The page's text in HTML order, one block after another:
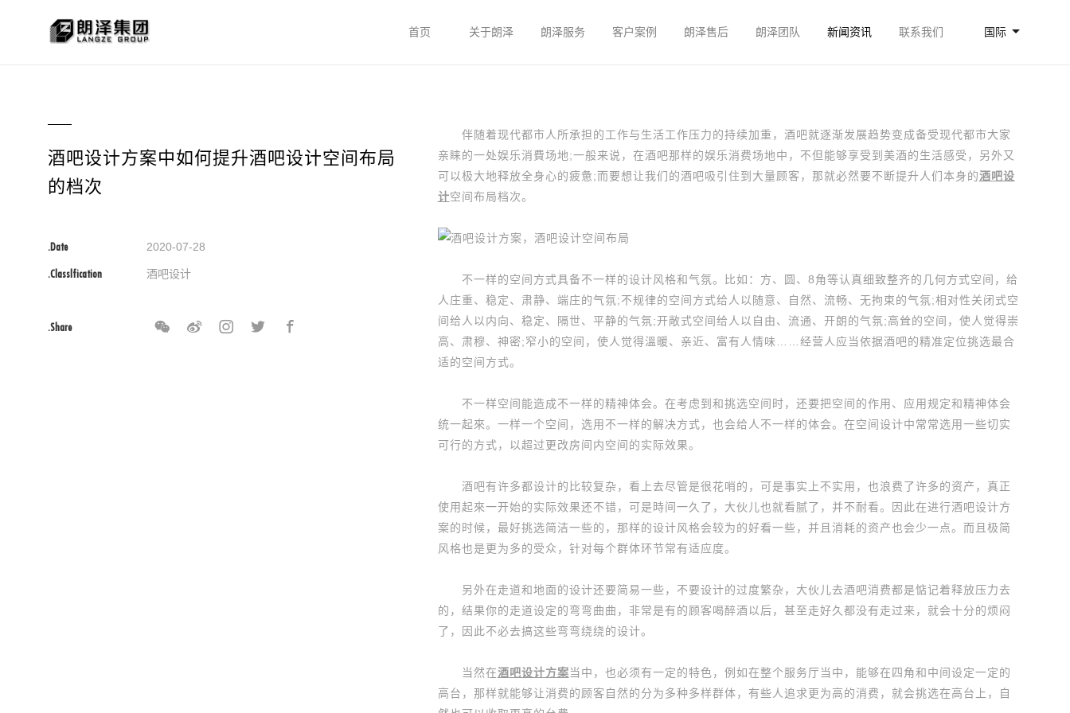
首页 关于朗泽 朗泽服务 客户案例 朗泽售后 朗泽团队 新闻资讯 联系我们 国际
酒吧设计方案中如何提升酒吧设计空间布局
的档次
.Date 2020-07-28
.Classlfication 酒吧设计
.Share
伴随着现代都市人所承担的工作与生活工作压力的持续加重，酒吧就逐渐发展趋势变成备受现代都市大家
亲睐的一处娱乐消費场地;一般来说，在酒吧那样的娱乐消费场地中，不但能够享受到美酒的生活感受，另外又
可以极大地释放全身心的疲惫;而要想让我们的酒吧吸引住到大量顾客，那就必然要不断提升人们本身的酒吧设
计空间布局档次。
不一样的空间方式具备不一样的设计风格和气氛。比如：方、圆、8角等认真细致整齐的几何方式空间，给
人庄重、稳定、肃静、端庄的气氛;不规律的空间方式给人以随意、自然、流畅、无拘束的气氛;相对性关闭式空
间给人以内向、稳定、隔世、平静的气氛;开敞式空间给人以自由、流通、开朗的气氛;高耸的空间，使人觉得崇
高、肃穆、神密;窄小的空间，使人觉得溫暖、亲近、富有人情味……经营人应当依据酒吧的精准定位挑选最合
适的空间方式。
不一样空间能造成不一样的精神体会。在考虑到和挑选空间时，还要把空间的作用、应用规定和精神体会
统一起來。一样一个空间，选用不一样的解决方式，也会给人不一样的体会。在空间设计中常常选用一些切实
可行的方式，以超过更改房间内空间的实际效果。
酒吧有许多都设计的比较复杂，看上去尽管是很花哨的，可是事实上不实用，也浪费了许多的资产，真正
使用起來一开始的实际效果还不错，可是時间一久了，大伙儿也就看腻了，并不耐看。因此在进行酒吧设计方
案的时候，最好挑选简洁一些的，那样的设计风格会较为的好看一些，并且消耗的资产也会少一点。而且极简
风格也是更为多的受众，针对每个群体环节常有适应度。
另外在走道和地面的设计还要简易一些，不要设计的过度繁杂，大伙儿去酒吧消费都是惦记着释放压力去
的，结果你的走道设定的弯弯曲曲，非常是有的顾客喝醉酒以后，甚至走好久都没有走过来，就会十分的烦闷
了，因此不必去搞这些弯弯绕绕的设计。
当然在酒吧设计方案当中，也必须有一定的特色，例如在整个服务厅当中，能够在四角和中间设定一定的
高台，那样就能够让消费的顾客自然的分为多种多样群体，有些人追求更为高的消费，就会挑选在高台上，自